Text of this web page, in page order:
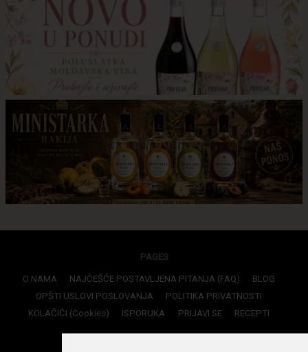
PAGES
O NAMA NAJČEŠĆE POSTAVLJENA PITANJA (FAQ)
BLOG
OPŠTI USLOVI POSLOVANJA
POLITIKA PRIVATNOSTI
KOLAČIĆI (Cookies)
ISPORUKA PRIJAVI SE RECEPTI